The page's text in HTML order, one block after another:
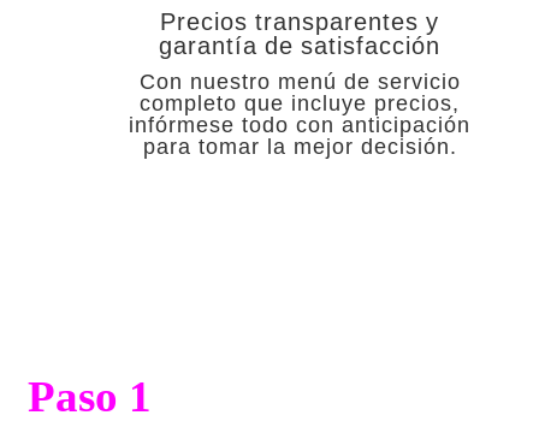
Precios transparentes y
garantía de satisfacción
Con nuestro menú de servicio
completo que incluye precios,
infórmese todo con anticipación
para tomar la mejor decisión.
Paso 1